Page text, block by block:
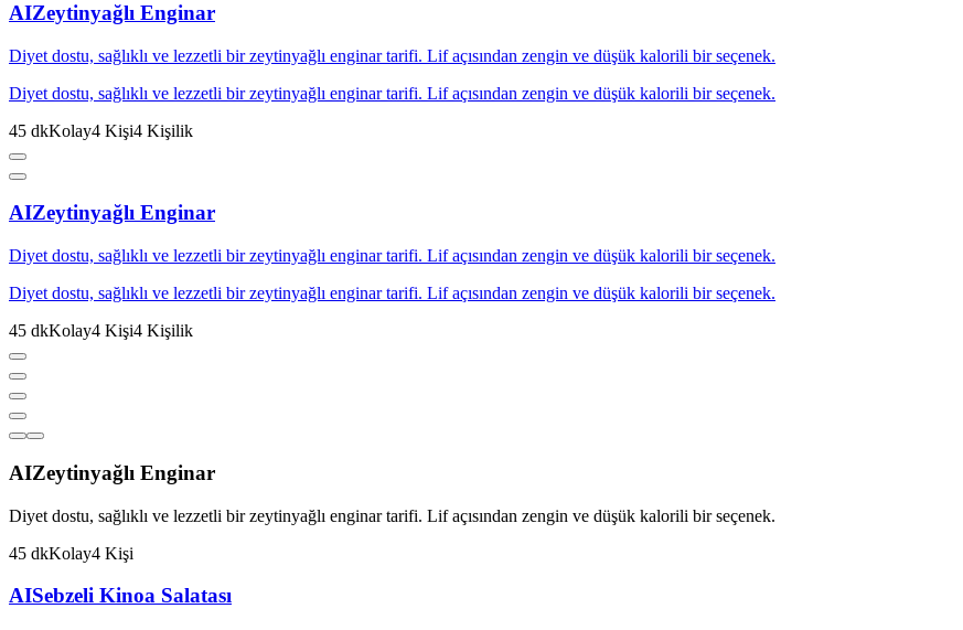
AIZeytinyağlı Enginar
Diyet dostu, sağlıklı ve lezzetli bir zeytinyağlı enginar tarifi. Lif açısından zengin ve düşük kalorili bir seçenek.
Diyet dostu, sağlıklı ve lezzetli bir zeytinyağlı enginar tarifi. Lif açısından zengin ve düşük kalorili bir seçenek.
45 dkKolay4 Kişi4 Kişilik
AIZeytinyağlı Enginar
Diyet dostu, sağlıklı ve lezzetli bir zeytinyağlı enginar tarifi. Lif açısından zengin ve düşük kalorili bir seçenek.
Diyet dostu, sağlıklı ve lezzetli bir zeytinyağlı enginar tarifi. Lif açısından zengin ve düşük kalorili bir seçenek.
45 dkKolay4 Kişi4 Kişilik
AIZeytinyağlı Enginar
Diyet dostu, sağlıklı ve lezzetli bir zeytinyağlı enginar tarifi. Lif açısından zengin ve düşük kalorili bir seçenek.
45 dkKolay4 Kişi
AISebzeli Kinoa Salatası